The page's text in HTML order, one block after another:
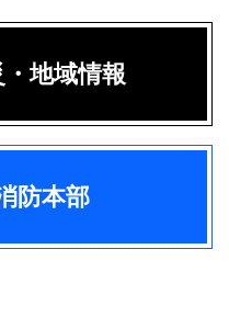
地域情報
防本部